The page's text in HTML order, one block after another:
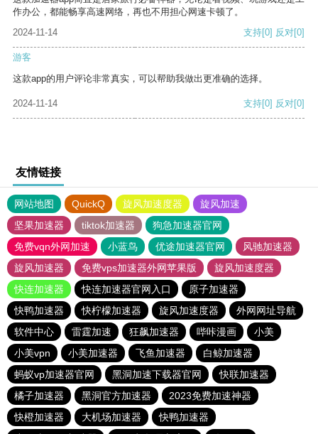
作办公，都能畅享高速网络，再也不用担心网速卡顿了。
2024-11-14
支持[0] 反对[0]
游客
这款app的用户评论非常真实，可以帮助我做出更准确的选择。
2024-11-14 支持[0] 反对[0]
友情链接
网站地图 QuickQ 旋风加速度器
旋风加速
坚果加速器
tiktok加速器
狗急加速器官网
免费vqn外网加速
小蓝鸟 优途加速器官网
风驰加速器
旋风加速器
免费vps加速器外网苹果版
旋风加速度器
快连加速器
快连加速器官网入口
原子加速器
快鸭加速器
快柠檬加速器 旋风加速度器
外网网址导航
软件中心
雷霆加速 狂飙加速器 哔咔漫画
小美
小美vpn
小美加速器 飞鱼加速器
白鲸加速器
蚂蚁vp加速器官网
黑洞加速下载器官网
快联加速器
橘子加速器
黑洞官方加速器
2023免费加速神器
快橙加速器
大机场加速器
快鸭加速器